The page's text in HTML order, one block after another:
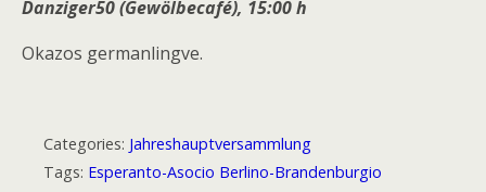
Danziger50 (Gewölbecafé), 15:00 h
Okazos germanlingve.
Categories: Jahreshauptversammlung
Tags: Esperanto-Asocio Berlino-Brandenburgio